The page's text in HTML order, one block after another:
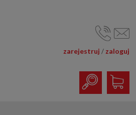
zarejestruj / zaloguj